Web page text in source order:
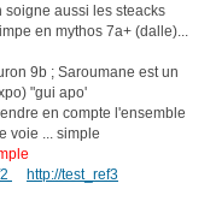
soigne aussi les steacks
en mythos 7a+ (dalle)...
9b ; Saroumane est un
"gui apo'
en compte l'ensemble
voie ... simple
http://test_ref3